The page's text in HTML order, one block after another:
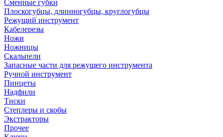
Сменные губки
Плоскогубцы, длинногубцы, круглогубцы
Режущий инструмент
Кабелерезы
Ножи
Ножницы
Скальпели
Запасные части для режущего инструмента
Ручной инструмент
Пинцеты
Надфили
Тиски
Степлеры и скобы
Экстракторы
Прочее